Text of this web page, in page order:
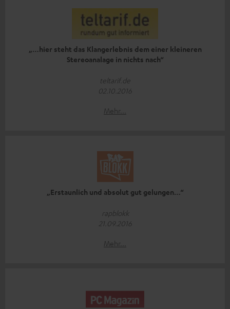
„…hier steht das Klangerlebnis dem einer kleineren
Stereoanalage in nichts nach“
teltarif.de
02.10.2016
Mehr...
„Erstaunlich und absolut gut gelungen…“
rapblokk
21.09.2016
Mehr...